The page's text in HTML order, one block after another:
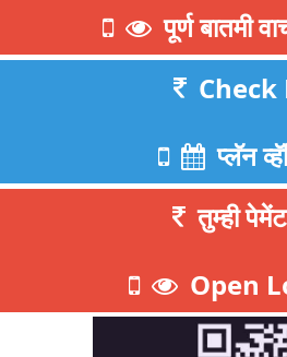
पूर्ण बातमी
प्लॅन
तुम्ही
Open